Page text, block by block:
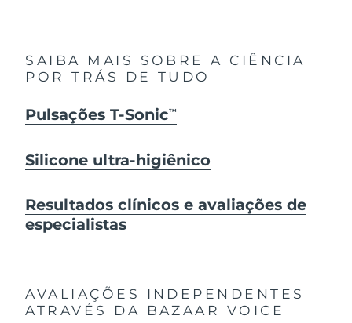
SAIBA MAIS SOBRE A CIÊNCIA
POR TRÁS DE TUDO
Pulsações T-SonicTM
Silicone ultra-higiênico
Resultados clínicos e avaliações de
especialistas
AVALIAÇÕES INDEPENDENTES
ATRAVÉS DA BAZAAR VOICE